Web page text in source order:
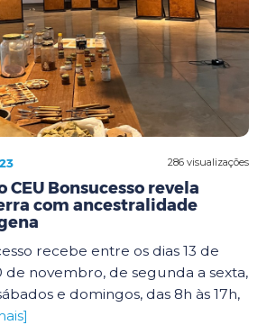
286 visualizações
CEU Bonsucesso revela
com ancestralidade
recebe entre os dias 13 de
novembro, de segunda a sexta,
e domingos, das 8h às 17h,